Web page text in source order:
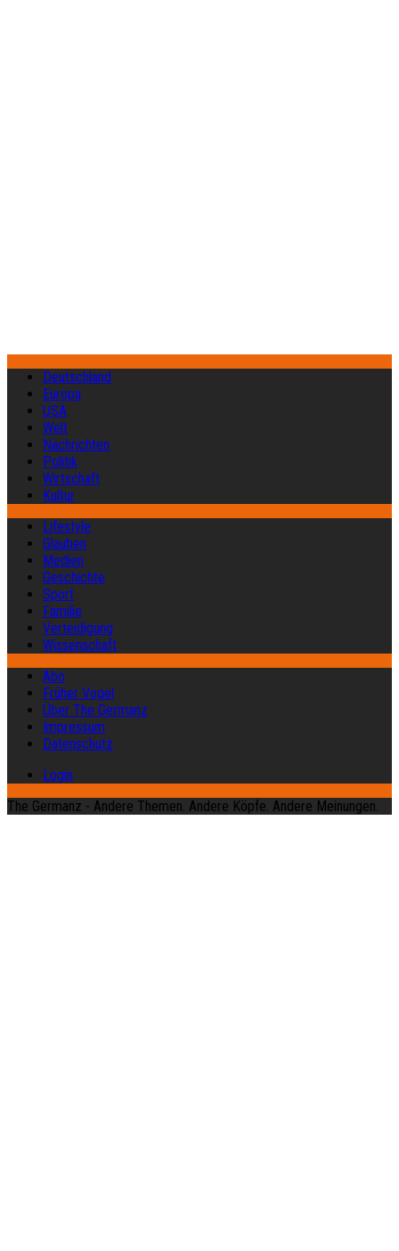
Deutschland
Europa
USA
Welt
Nachrichten
Politik
Wirtschaft
Kultur
Lifestyle
Glauben
Medien
Geschichte
Sport
Familie
Verteidigung
Wissenschaft
Abo
Früher Vogel
Über The Germanz
Impressum
Datenschutz
Login
The Germanz - Andere Themen. Andere Köpfe. Andere Meinungen.